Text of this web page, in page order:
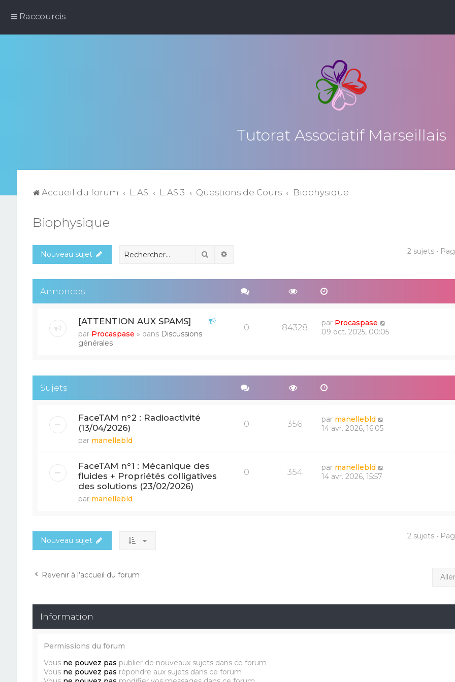
Raccourcis
Tutorat Associatif Marseillais
Accueil du forum L.AS L.AS 3 Questions de Cours Biophysique
Biophysique
Nouveau sujet Rechercher 2 sujets •
Annonces
[ATTENTION AUX SPAMS]
par Procaspase » dans Discussions
générales
0 84328 par Procaspase
09 oct. 2025, 00:05
Sujets
FaceTAM n°2 : Radioactivité
(13/04/2026)
par manellebld
0 356 par manellebld
14 avr. 2026, 16:05
FaceTAM n°1 : Mécanique des
fluides + Propriétés colligatives
des solutions (23/02/2026)
par manellebld
0 354 par manellebld
14 avr. 2026, 15:57
Nouveau sujet 2 sujets •
Revenir à l’accueil du forum Aller
Information
Permissions du forum
Vous ne pouvez pas publier de nouveaux sujets dans ce forum
Vous ne pouvez pas répondre aux sujets dans ce forum